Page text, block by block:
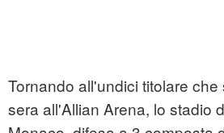
Tornando all'undici titolare
sera all'Allian Arena, lo stadio